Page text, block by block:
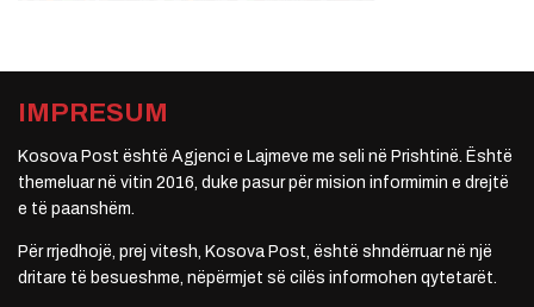
IMPRESUM
Kosova Post është Agjenci e Lajmeve me seli në Prishtinë. Është
themeluar në vitin 2016, duke pasur për mision informimin e drejtë
e të paanshëm.
Për rrjedhojë, prej vitesh, Kosova Post, është shndërruar në një
dritare të besueshme, nëpërmjet së cilës informohen qytetarët.